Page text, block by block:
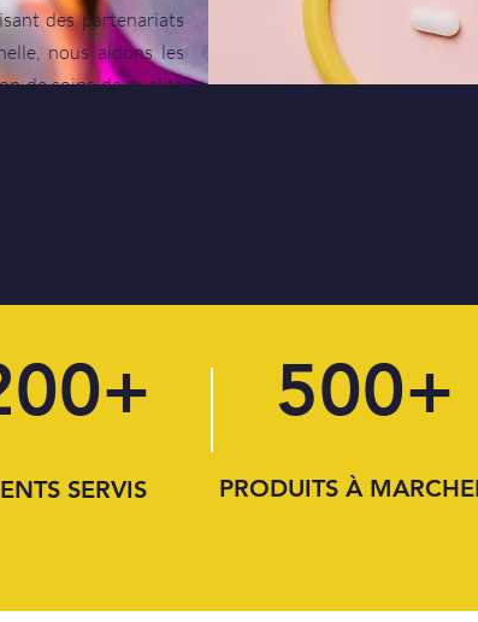
des partenariats
nous aidons les
de soins de qualité
500+
SERVIS PRODUITS À